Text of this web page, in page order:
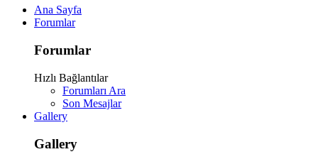
Ana Sayfa
Forumlar
Forumlar
Hızlı Bağlantılar
Forumları Ara
Son Mesajlar
Gallery
Gallery